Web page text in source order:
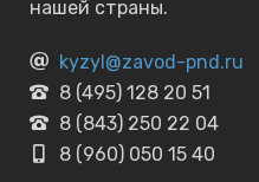
нашей страны.
kyzyl@zavod-pnd.ru
8 (495) 128 20 51
8 (843) 250 22 04
8 (960) 050 15 40